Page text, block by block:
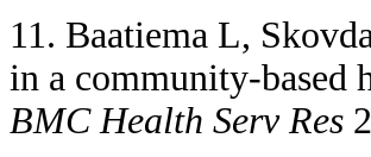
11. Baatiema L,
in a community-based
BMC Health Serv Res